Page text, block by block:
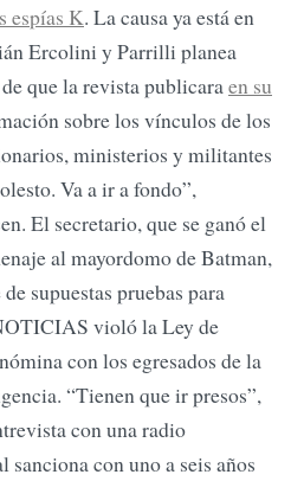
espías K. La causa ya está en
Ercolini y Parrilli planea
que la revista publicaraen su
sobre los vínculos de los
ministerios y militantes
Va a ir a fondo”,
El secretario, que se ganó el
al mayordomo de Batman,
supuestas pruebas para
violó la Ley de
con los egresados de la
“Tienen que ir presos”,
con una radio
con uno a seis años